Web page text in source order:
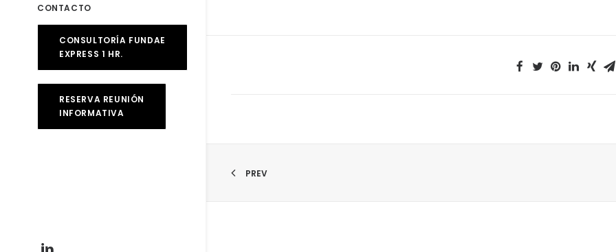
CONTACTO
CONSULTORÍA FUNDAE
EXPRESS 1 HR.
RESERVA REUNIÓN
INFORMATIVA
PREV